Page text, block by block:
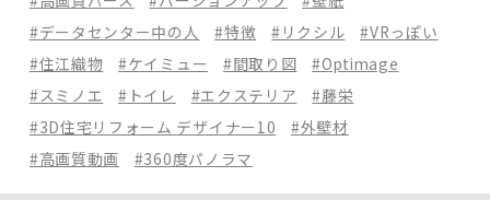
#データセンター中の人
#特徴 #リクシル
#VRっぽい
#住江織物
#ケイミュー #間取り図
#Optimage
#スミノエ
#トイレ #エクステリア
#藤栄
#3D住宅リフォーム デザイナー10
#外壁材
#高画質動画
#360度パノラマ